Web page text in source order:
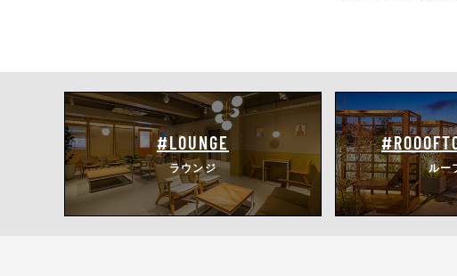
#LOUNGE
ラウンジ ルー